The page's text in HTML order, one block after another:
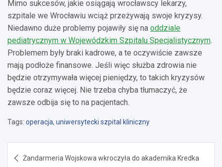
Mimo sukcesów, jakie osiągają wrocławscy lekarzy,
szpitale we Wrocławiu wciąż przeżywają swoje kryzysy.
Niedawno duże problemy pojawiły się na oddziale
pediatrycznym w Wojewódzkim Szpitalu Specjalistycznym.
Problemem były braki kadrowe, a te oczywiście zawsze
mają podłoże finansowe. Jeśli więc służba zdrowia nie
będzie otrzymywała więcej pieniędzy, to takich kryzysów
będzie coraz więcej. Nie trzeba chyba tłumaczyć, że
zawsze odbija się to na pacjentach.
Tags: operacja, uniwersytecki szpital kliniczny
Żandarmeria Wojskowa wkroczyła do akademika Kredka